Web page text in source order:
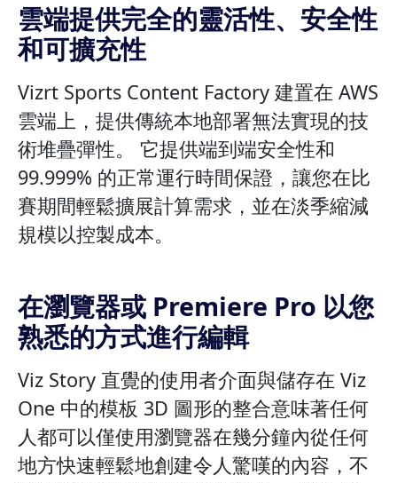
雲端提供完全的靈活性、安全性
和可擴充性
Vizrt Sports Content Factory 建置在 AWS
雲端上，提供傳統本地部署無法實現的技
術堆疊彈性。 它提供端到端安全性和
99.999% 的正常運行時間保證，讓您在比
賽期間輕鬆擴展計算需求，並在淡季縮減
規模以控製成本。
在瀏覽器或 Premiere Pro 以您
熟悉的方式進行編輯
Viz Story 直覺的使用者介面與儲存在 Viz
One 中的模板 3D 圖形的整合意味著任何
人都可以僅使用瀏覽器在幾分鐘內從任何
地方快速輕鬆地創建令人驚嘆的內容，不